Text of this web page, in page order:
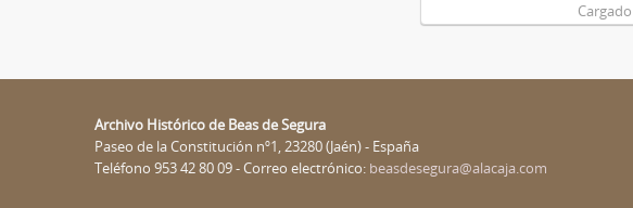
Cargado
Archivo Histórico de Beas de Segura
Paseo de la Constitución nº1, 23280 (Jaén) - España
Teléfono 953 42 80 09 - Correo electrónico: beasdesegura@alacaja.com